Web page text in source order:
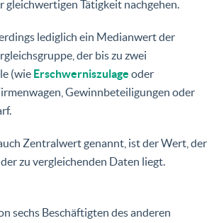
gleichwertigen Tätigkeit nachgehen.
lediglich ein Medianwert der
der bis zu zwei
(wie Erschwerniszulage oder
Gewinnbeteiligungen oder
Zentralwert genannt, ist der Wert, der
zu vergleichenden Daten liegt.
sechs Beschäftigten des anderen